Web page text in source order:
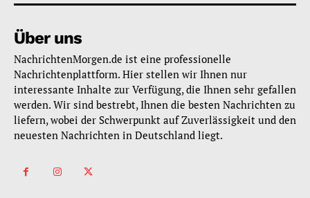
Über uns
NachrichtenMorgen.de ist eine professionelle
Nachrichtenplattform. Hier stellen wir Ihnen nur
interessante Inhalte zur Verfügung, die Ihnen sehr gefallen
werden. Wir sind bestrebt, Ihnen die besten Nachrichten zu
liefern, wobei der Schwerpunkt auf Zuverlässigkeit und den
neuesten Nachrichten in Deutschland liegt.